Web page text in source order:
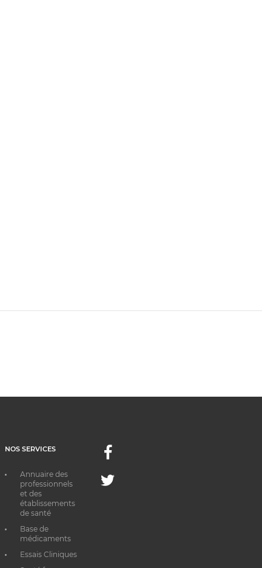
NOS SERVICES
Annuaire des
professionnels
et des
établissements
de santé
Base de
médicaments
Essais Cliniques
Facebook
Twitter